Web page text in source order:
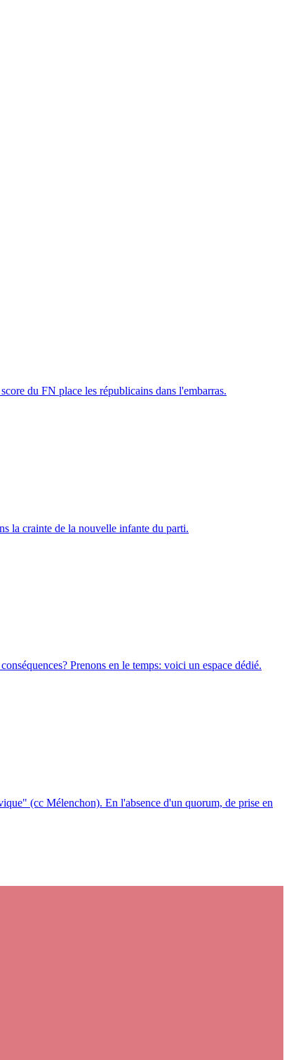
du FN place les républicains dans l'embarras.
la crainte de la nouvelle infante du parti.
Prenons en le temps: voici un espace dédié.
(cc Mélenchon). En l'absence d'un quorum, de prise en